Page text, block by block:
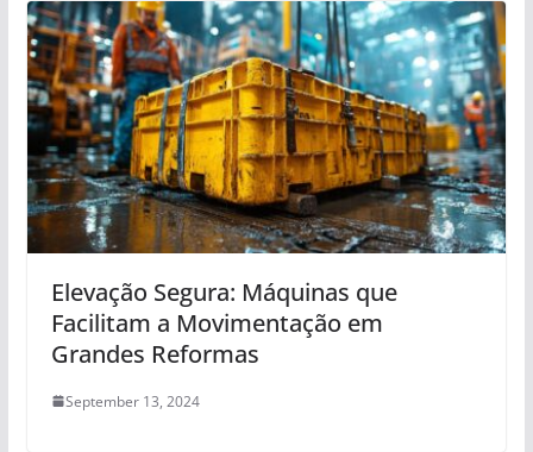
Elevação Segura: Máquinas que
Facilitam a Movimentação em
Grandes Reformas
September 13, 2024